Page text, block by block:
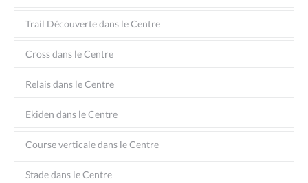
Trail Découverte dans le Centre
Cross dans le Centre
Relais dans le Centre
Ekiden dans le Centre
Course verticale dans le Centre
Stade dans le Centre